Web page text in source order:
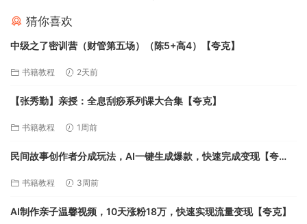
猜你喜欢
中级之了密训营（财管第五场）（陈5+高4）【夸克】
书籍教程 2天前
【张秀勤】亲授：全息刮痧系列课大合集【夸克】
书籍教程 1周前
民间故事创作者分成玩法，AI一键生成爆款，快速完成变现【夸
书籍教程 3周前
AI制作亲子温馨视频，10天涨粉18万，快速实现流量变现【夸克】